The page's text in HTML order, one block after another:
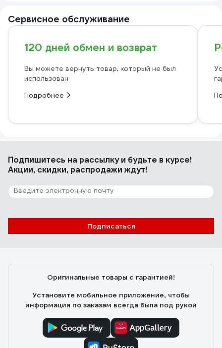
Сервисное обслуживание
120 дней обмен и возврат
Вы можете вернуть товар, который не был
использован
Подробнее
Подпишитесь на рассылкуи будьте в курсе!
Акции, скидки, распродажи ждут!
Подписаться
Оригинальные товары с гарантией!
Установите мобильное приложение, чтобы
информация по заказам всегда была под рукой